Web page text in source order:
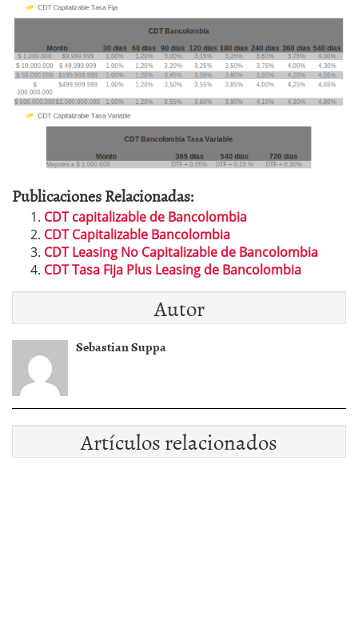
Publicaciones Relacionadas:
CDT capitalizable de Bancolombia
CDT Capitalizable Bancolombia
CDT Leasing No Capitalizable de Bancolombia
CDT Tasa Fija Plus Leasing de Bancolombia
Autor
Sebastian Suppa
Artículos relacionados